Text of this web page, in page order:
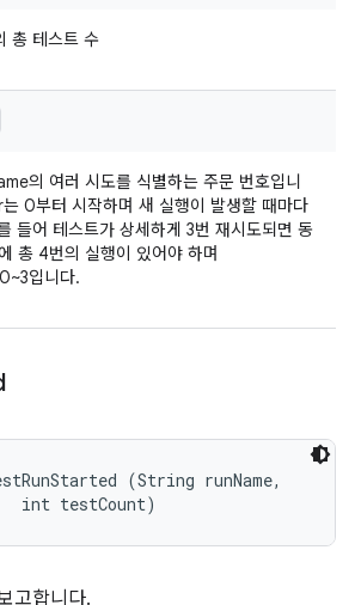
총 테스트 수
의 여러 시도를 식별하는 주문 번호입니
0부터 시작하며 새 실행이 발생할 때마다
들어 테스트가 상세하게 3번 재시도되면 동
총 4번의 실행이 있어야 하며
입니다.
(String runName,
int testCount)
고합니다.